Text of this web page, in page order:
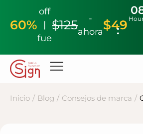
60%
off
|
fue
$125
-
ahora$49
Inicio / Blog / Consejos de marca /